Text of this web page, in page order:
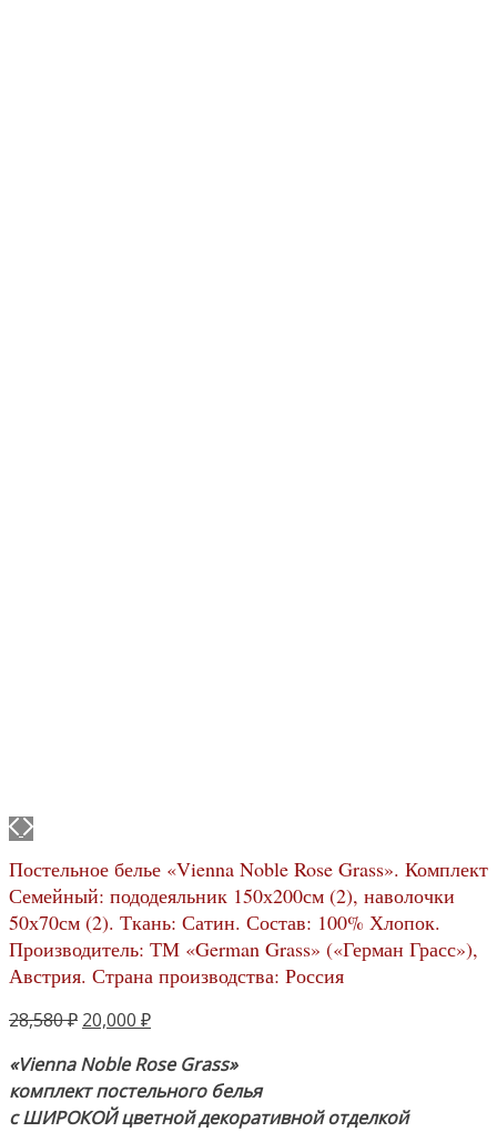
Постельное белье «Vienna Noble Rose Grass». Комплект
Семейный: пододеяльник 150х200см (2), наволочки
50х70см (2). Ткань: Сатин. Состав: 100% Хлопок.
Производитель: ТМ «German Grass» («Герман Грасс»),
Австрия. Страна производства: Россия
28,580₽ Первоначальная
составляла
28,580 ₽.
20,000 ₽Текущая
20,000 ₽.
«Vienna Noble Rose Grass»
комплект постельного белья
с ШИРОКОЙ цветной декоративной отделкой